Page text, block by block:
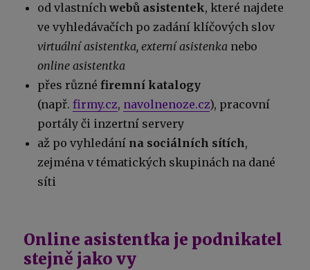
od vlastníchwebů asistentek, které najdete
ve vyhledávačích po zadání klíčových slov
virtuální asistentka, externí asistenka nebo
online asistentka
přes různéfiremní katalogy
(např.firmy.cz, navolnenoze.cz), pracovní
portály či inzertní servery
až po vyhledání na sociálních sítích,
zejména v tématických skupinách na dané
síti
Online asistentka je podnikatel
stejně jako vy